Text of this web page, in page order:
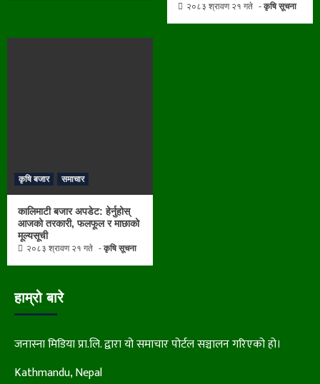
२०८३ श्रावण २१ गते कृषि सूचना
कृषि बजार समाचार
कालिमाटी बजार अपडेट: हेर्नुहोस्
आजको तरकारी, फलफूल र माछाको
मूल्यसूची
२०८३ श्रावण २१ गते कृषि सूचना
हाम्रो बारे
जनास्ना मिडिया प्रा.लि. द्वारा यो समाचार पोर्टल सञ्चालन गरिएको हो।
Kathmandu, Nepal